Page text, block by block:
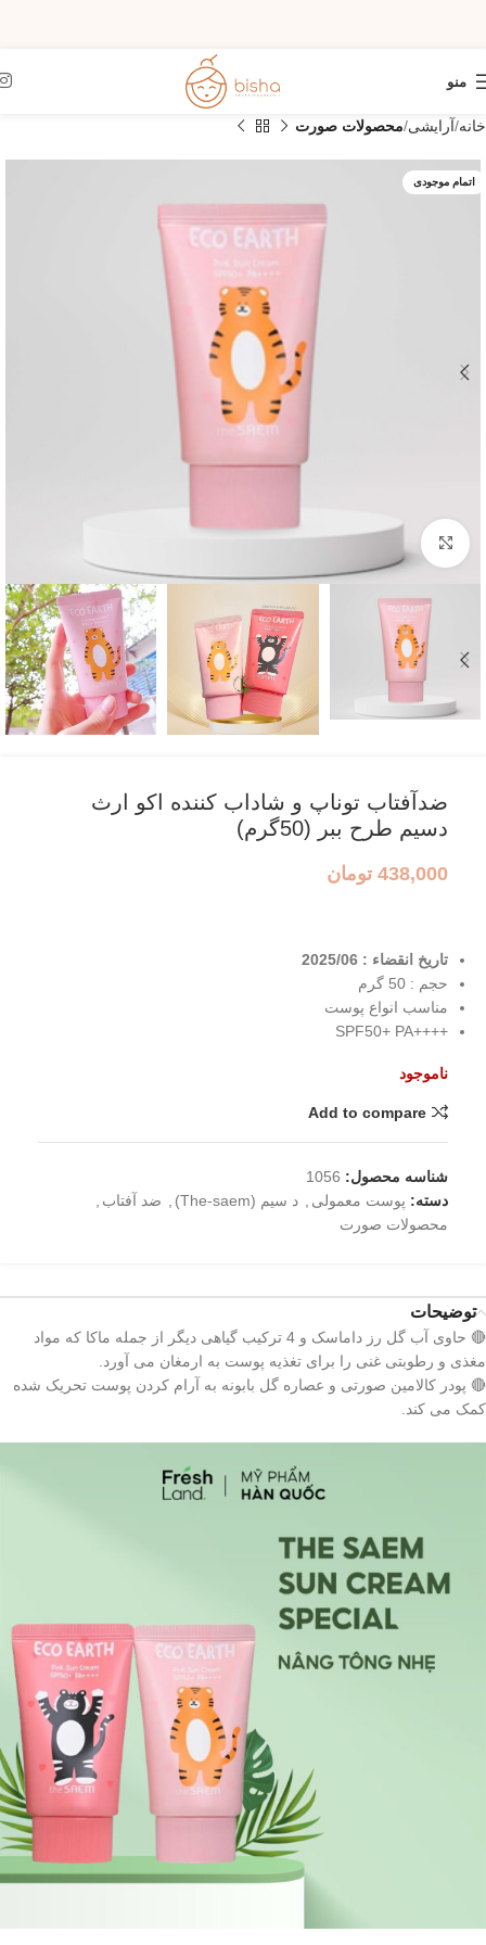
منو
خانه آرایشی محصولات صورت
اتمام موجودی
ضدآفتاب توناپ و شاداب کننده اکو ارث
دسیم طرح ببر (50گرم)
438,000 تومان
تاریخ انقضاء : 2025/06
حجم : 50 گرم
مناسب انواع پوست
++++SPF50+ PA
ناموجود
Add to compare
شناسه محصول: 1056
دسته: پوست معمولی د سیم (The-saem) ضد آفتاب
محصولات صورت
توضیحات
🔴 حاوی آب گل رز داماسک و 4 ترکیب گیاهی دیگر از جمله ماکا که مواد
مغذی و رطوبتی غنی را برای تغذیه پوست به ارمغان می آورد.
🔴 پودر کالامین صورتی و عصاره گل بابونه به آرام کردن پوست تحریک شده
کمک می کند.